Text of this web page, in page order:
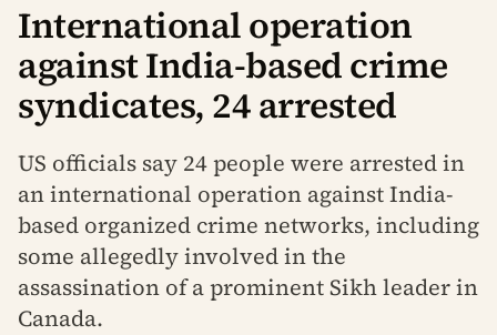
International operation
against India-based crime
syndicates, 24 arrested
US officials say 24 people were arrested in
an international operation against India-
based organized crime networks, including
some allegedly involved in the
assassination of a prominent Sikh leader in
Canada.